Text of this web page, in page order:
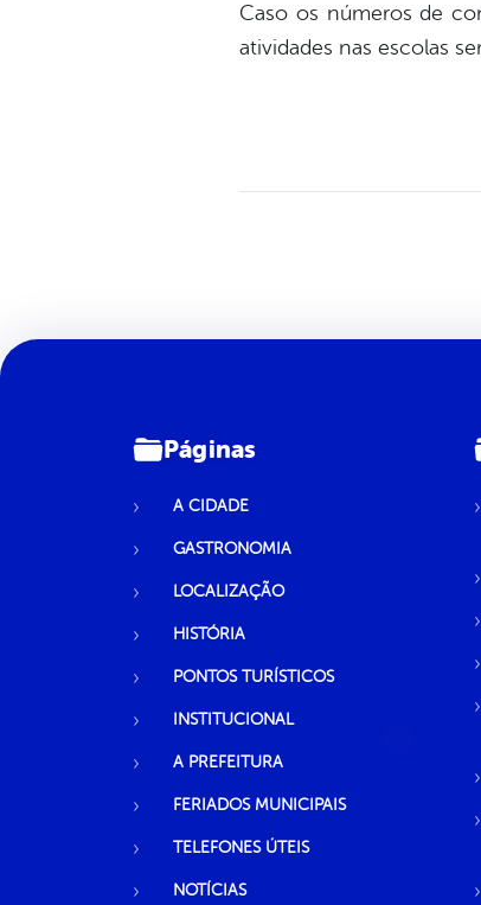
Caso os números de
atividades nas escolas
Páginas
A CIDADE
GASTRONOMIA
LOCALIZAÇÃO
HISTÓRIA
PONTOS TURÍSTICOS
INSTITUCIONAL
A PREFEITURA
FERIADOS MUNICIPAIS
TELEFONES ÚTEIS
NOTÍCIAS